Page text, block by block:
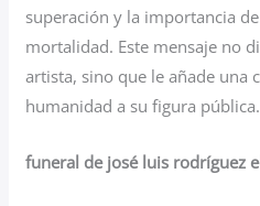
superación y la importancia
mortalidad. Este mensaje no
artista, sino que le añade una
humanidad a su figura pública.
funeral de josé luis rodríguez